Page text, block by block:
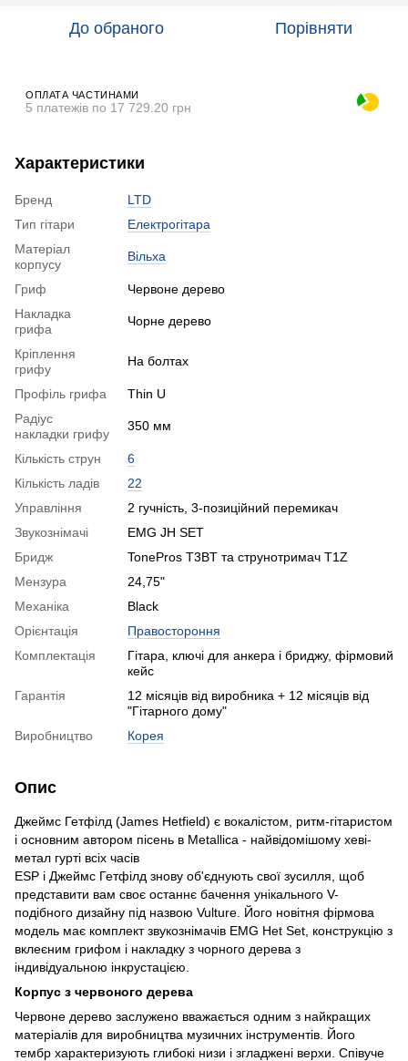
До обраного Порівняти
ОПЛАТА ЧАСТИНАМИ
5 платежів по 17 729.20 грн
Характеристики
Бренд
LTD
Тип гітари
Електрогітара
Матеріал
корпусу
Вільха
Гриф
Червоне дерево
Накладка
грифа
Чорне дерево
Кріплення
грифу
На болтах
Профіль грифа
Thin U
Радіус
накладки грифу
350 мм
Кількість струн
6
Кількість ладів
22
Управління
2 гучність, 3-позиційний перемикач
Звукознімачі
EMG JH SET
Бридж
TonePros T3BT та струнотримач T1Z
Мензура
24,75"
Механіка
Black
Орієнтація
Правостороння
Комплектація
Гітара, ключі для анкера і бриджу, фірмовий
кейс
Гарантія
12 місяців від виробника + 12 місяців від
"Гітарного дому"
Виробництво
Корея
Опис
Джеймс Гетфілд (James Hetfield) є вокалістом, ритм-гітаристом
і основним автором пісень в Metallica - найвідомішому хеві-
метал гурті всіх часів
ESP і Джеймс Гетфілд знову об'єднують свої зусилля, щоб
представити вам своє останнє бачення унікального V-
подібного дизайну під назвою Vulture. Його новітня фірмова
модель має комплект звукознімачів EMG Het Set, конструкцію з
вклеєним грифом і накладку з чорного дерева з
індивідуальною інкрустацією.
Корпус з червоного дерева
Червоне дерево заслужено вважається одним з найкращих
матеріалів для виробництва музичних інструментів. Його
тембр характеризують глибокі низи і згладжені верхи. Співуче